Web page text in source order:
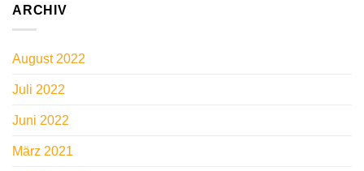
ARCHIV
August 2022
Juli 2022
Juni 2022
März 2021